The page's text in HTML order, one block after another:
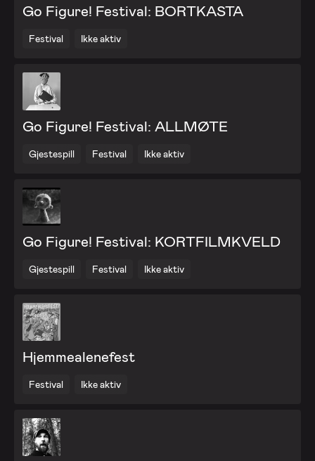
Go Figure! Festival: BORTKASTA
Festival Ikke aktiv
Go Figure! Festival: ALLMØTE
Gjestespill Festival Ikke aktiv
Go Figure! Festival: KORTFILMKVELD
Gjestespill Festival Ikke aktiv
Hjemmealenefest
Festival Ikke aktiv